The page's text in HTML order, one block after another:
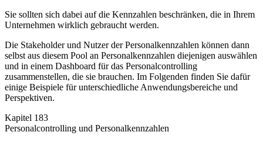
Sie sollten sich dabei auf die Kennzahlen beschränken, die in Ihrem
Unternehmen wirklich gebraucht werden.
Die Stakeholder und Nutzer der Personalkennzahlen können dann
selbst aus diesem Pool an Personalkennzahlen diejenigen auswählen
und in einem Dashboard für das Personalcontrolling
zusammenstellen, die sie brauchen. Im Folgenden finden Sie dafür
einige Beispiele für unterschiedliche Anwendungsbereiche und
Perspektiven.
Kapitel 183
Personalcontrolling und Personalkennzahlen